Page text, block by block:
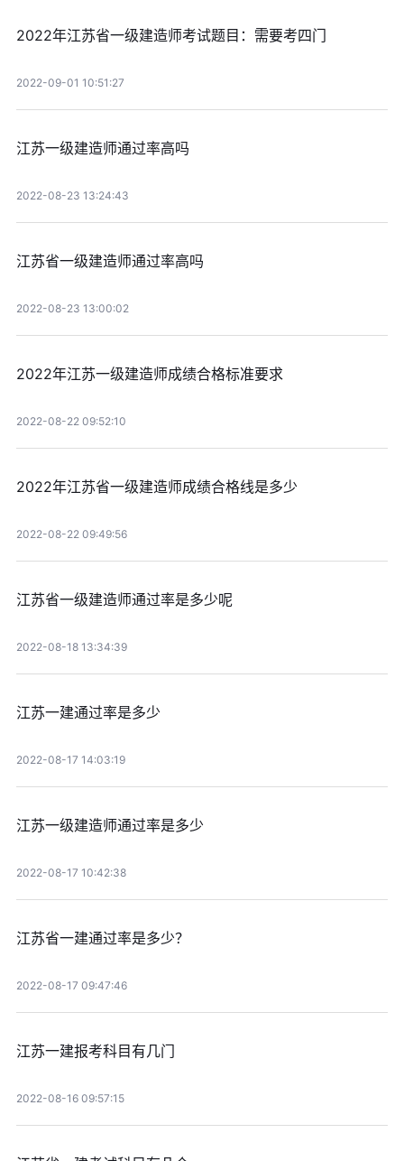
2022年江苏省一级建造师考试题目：需要考四门
2022-09-01 10:51:27
江苏一级建造师通过率高吗
2022-08-23 13:24:43
江苏省一级建造师通过率高吗
2022-08-23 13:00:02
2022年江苏一级建造师成绩合格标准要求
2022-08-22 09:52:10
2022年江苏省一级建造师成绩合格线是多少
2022-08-22 09:49:56
江苏省一级建造师通过率是多少呢
2022-08-18 13:34:39
江苏一建通过率是多少
2022-08-17 14:03:19
江苏一级建造师通过率是多少
2022-08-17 10:42:38
江苏省一建通过率是多少？
2022-08-17 09:47:46
江苏一建报考科目有几门
2022-08-16 09:57:15